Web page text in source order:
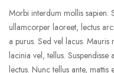
Morbi interdum mollis sapien.
ullamcorper laoreet, lectus
a purus. Sed vel lacus.
lacinia vel, tellus.
lectus. Nunc tellus ante,